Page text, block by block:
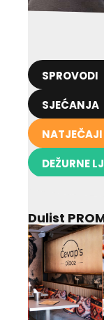
SPROVODI
SJEĆANJA
NATJEČAJI
DEŽURNE
Dulist